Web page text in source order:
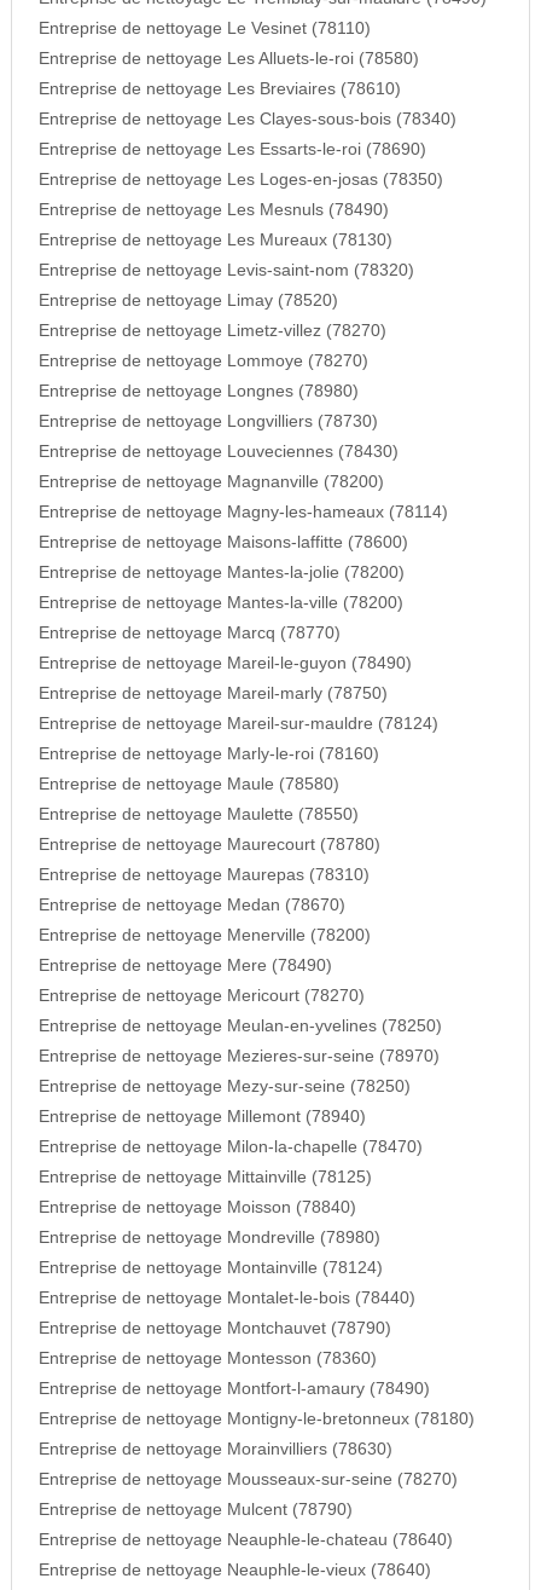
Entreprise de nettoyage Le Vesinet (78110)
Entreprise de nettoyage Les Alluets-le-roi (78580)
Entreprise de nettoyage Les Breviaires (78610)
Entreprise de nettoyage Les Clayes-sous-bois (78340)
Entreprise de nettoyage Les Essarts-le-roi (78690)
Entreprise de nettoyage Les Loges-en-josas (78350)
Entreprise de nettoyage Les Mesnuls (78490)
Entreprise de nettoyage Les Mureaux (78130)
Entreprise de nettoyage Levis-saint-nom (78320)
Entreprise de nettoyage Limay (78520)
Entreprise de nettoyage Limetz-villez (78270)
Entreprise de nettoyage Lommoye (78270)
Entreprise de nettoyage Longnes (78980)
Entreprise de nettoyage Longvilliers (78730)
Entreprise de nettoyage Louveciennes (78430)
Entreprise de nettoyage Magnanville (78200)
Entreprise de nettoyage Magny-les-hameaux (78114)
Entreprise de nettoyage Maisons-laffitte (78600)
Entreprise de nettoyage Mantes-la-jolie (78200)
Entreprise de nettoyage Mantes-la-ville (78200)
Entreprise de nettoyage Marcq (78770)
Entreprise de nettoyage Mareil-le-guyon (78490)
Entreprise de nettoyage Mareil-marly (78750)
Entreprise de nettoyage Mareil-sur-mauldre (78124)
Entreprise de nettoyage Marly-le-roi (78160)
Entreprise de nettoyage Maule (78580)
Entreprise de nettoyage Maulette (78550)
Entreprise de nettoyage Maurecourt (78780)
Entreprise de nettoyage Maurepas (78310)
Entreprise de nettoyage Medan (78670)
Entreprise de nettoyage Menerville (78200)
Entreprise de nettoyage Mere (78490)
Entreprise de nettoyage Mericourt (78270)
Entreprise de nettoyage Meulan-en-yvelines (78250)
Entreprise de nettoyage Mezieres-sur-seine (78970)
Entreprise de nettoyage Mezy-sur-seine (78250)
Entreprise de nettoyage Millemont (78940)
Entreprise de nettoyage Milon-la-chapelle (78470)
Entreprise de nettoyage Mittainville (78125)
Entreprise de nettoyage Moisson (78840)
Entreprise de nettoyage Mondreville (78980)
Entreprise de nettoyage Montainville (78124)
Entreprise de nettoyage Montalet-le-bois (78440)
Entreprise de nettoyage Montchauvet (78790)
Entreprise de nettoyage Montesson (78360)
Entreprise de nettoyage Montfort-l-amaury (78490)
Entreprise de nettoyage Montigny-le-bretonneux (78180)
Entreprise de nettoyage Morainvilliers (78630)
Entreprise de nettoyage Mousseaux-sur-seine (78270)
Entreprise de nettoyage Mulcent (78790)
Entreprise de nettoyage Neauphle-le-chateau (78640)
Entreprise de nettoyage Neauphle-le-vieux (78640)